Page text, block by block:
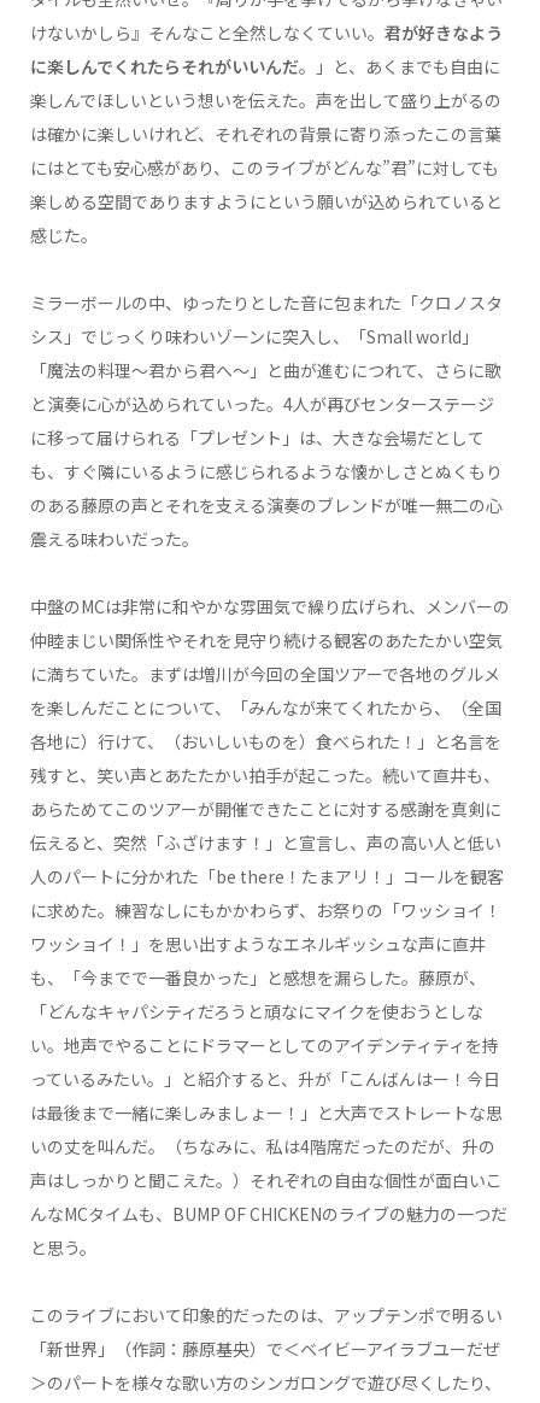
けないかしら』そんなこと全然しなくていい。 君が好きなよう
に楽しんでくれたらそれがいいんだ。」と、あくまでも自由に
楽しんでほしいという想いを伝えた。声を出して盛り上がるの
は確かに楽しいけれど、それぞれの背景に寄り添ったこの言葉
にはとても安心感があり、このライブがどんな”君”に対しても
楽しめる空間でありますようにという願いが込められていると
感じた。
ミラーボールの中、ゆったりとした音に包まれた「クロノスタ
シス」でじっくり味わいゾーンに突入し、「Small world」
「魔法の料理～君から君へ～」と曲が進むにつれて、さらに歌
と演奏に心が込められていった。4人が再びセンターステージ
に移って届けられる「プレゼント」は、大きな会場だとして
も、すぐ隣にいるように感じられるような懐かしさとぬくもり
のある藤原の声とそれを支える演奏のブレンドが唯一無二の心
震える味わいだった。
中盤のMCは非常に和やかな雰囲気で繰り広げられ、メンバーの
仲睦まじい関係性やそれを見守り続ける観客のあたたかい空気
に満ちていた。まずは増川が今回の全国ツアーで各地のグルメ
を楽しんだことについて、「みんなが来てくれたから、（全国
各地に）行けて、（おいしいものを）食べられた！」と名言を
残すと、笑い声とあたたかい拍手が起こった。続いて直井も、
あらためてこのツアーが開催できたことに対する感謝を真剣に
伝えると、突然「ふざけます！」と宣言し、声の高い人と低い
人のパートに分かれた「be there！たまアリ！」コールを観客
に求めた。練習なしにもかかわらず、お祭りの「ワッショイ！
ワッショイ！」を思い出すようなエネルギッシュな声に直井
も、「今までで一番良かった」と感想を漏らした。藤原が、
「どんなキャパシティだろうと頑なにマイクを使おうとしな
い。地声でやることにドラマーとしてのアイデンティティを持
っているみたい。」と紹介すると、升が「こんばんはー！今日
は最後まで一緒に楽しみましょー！」と大声でストレートな思
いの丈を叫んだ。（ちなみに、私は4階席だったのだが、升の
声はしっかりと聞こえた。）それぞれの自由な個性が面白いこ
んなMCタイムも、BUMP OF CHICKENのライブの魅力の一つだ
と思う。
このライブにおいて印象的だったのは、アップテンポで明るい
「新世界」（作詞：藤原基央）で＜ベイビーアイラブユーだぜ
＞のパートを様々な歌い方のシンガロングで遊び尽くしたり、